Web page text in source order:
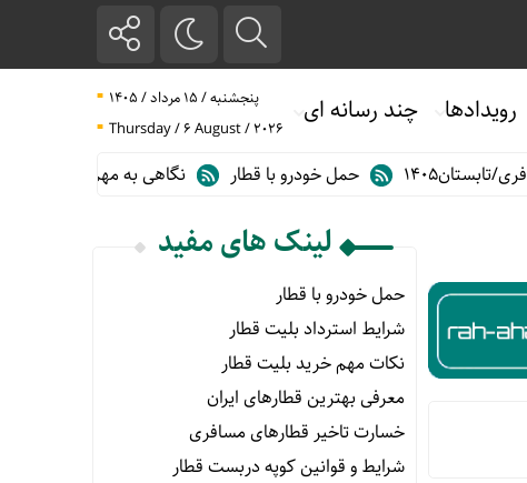
رویدادها چند رسانه ای
پنجشنبه / ۱۵ مرداد / ۱۴۰۵
Thursday / 6 August / 2026
حمل خودرو با قطار
نگاهی به مهم ترین آمارهای حمل و نقل ریلی در
لینک های مفید
حمل خودرو با قطار
شرایط استرداد بلیت قطار
نکات مهم خرید بلیت قطار
معرفی بهترین قطارهای ایران
خسارت تاخیر قطارهای مسافری
شرایط و قوانین کوپه دربست قطار